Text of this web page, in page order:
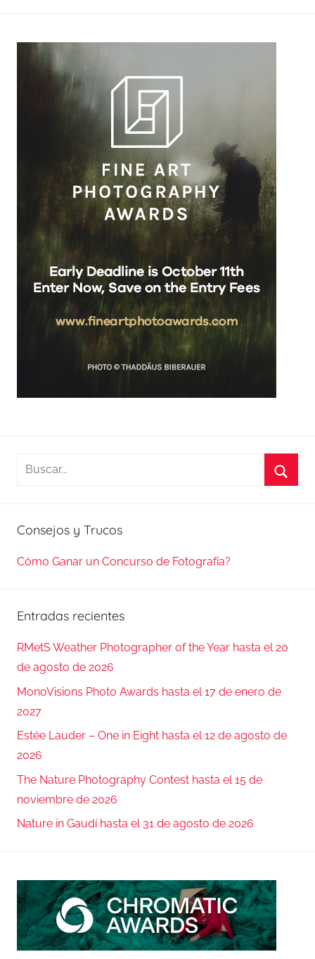
Buscar:
Consejos y Trucos
Cómo Ganar un Concurso de Fotografía?
Entradas recientes
RMetS Weather Photographer of the Year hasta el 20
de agosto de 2026
MonoVisions Photo Awards hasta el 17 de enero de
2027
Estée Lauder – One in Eight hasta el 12 de agosto de
2026
The Nature Photography Contest hasta el 15 de
noviembre de 2026
Nature in Gaudí hasta el 31 de agosto de 2026